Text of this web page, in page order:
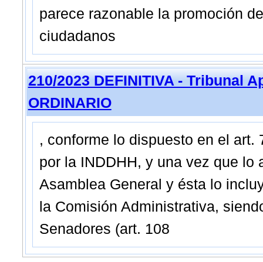
parece razonable la promoción
ciudadanos
210/2023 DEFINITIVA - Tribunal
ORDINARIO
, conforme lo dispuesto en el
por la INDDHH, y una vez que lo
Asamblea General y ésta lo
la Comisión Administrativa,
Senadores (art. 108